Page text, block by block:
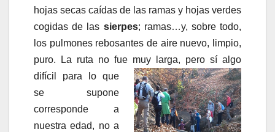
hojas secas caídas de las ramas y hojas verdes
cogidas de las sierpes; ramas…y, sobre todo,
los pulmones rebosantes de aire nuevo, limpio,
puro. La ruta no fue muy larga, pero sí algo
difícil para l o que
se supone
corresponde a
nuestra edad, no a